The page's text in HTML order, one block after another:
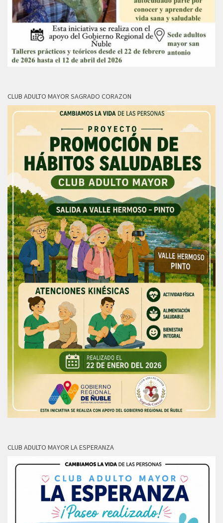
CLUB ADULTO MAYOR SAGRADO CORAZON
CLUB ADULTO MAYOR LA ESPERANZA